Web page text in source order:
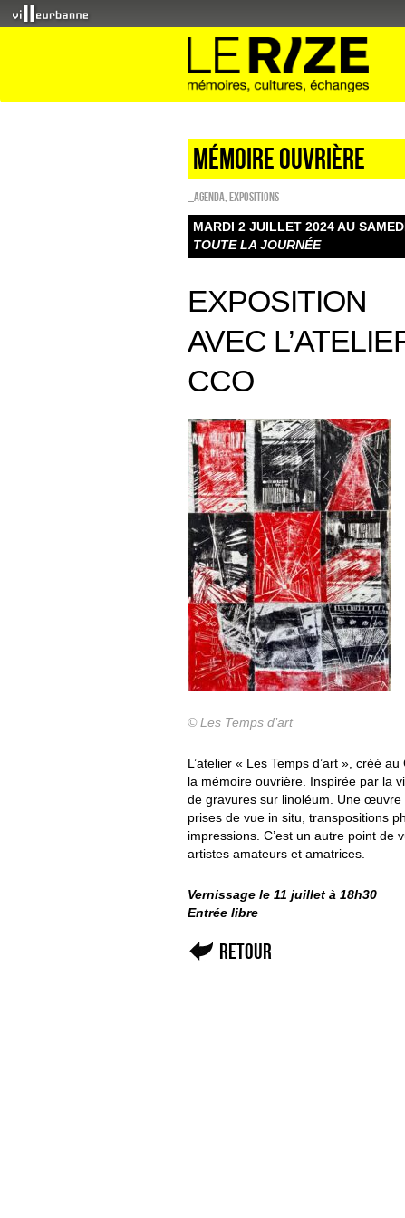
MÉMOIRE OUVRIÈRE
_Agenda EXPOSITIONS
MARDI 2 JUILLET 2024 AU
TOUTE LA JOURNÉE
EXPOSITION
AVEC
CCO
© Les Temps d’art
L’atelier « Les Temps d’art », créé
la mémoire ouvrière. Inspirée par la
de gravures sur linoléum. Une
prises de vue in situ, transpositions
impressions. C’est un autre point de
artistes amateurs et amatrices.
Vernissage le 11 juillet à 18h30
Entrée libre
Retour